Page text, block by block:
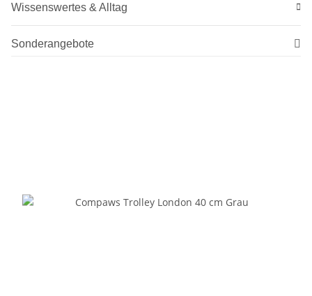
Wissenswertes & Alltag
Sonderangebote